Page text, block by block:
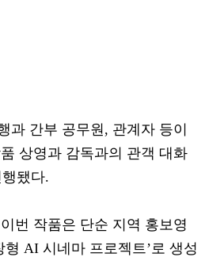
과 간부 공무원, 관계자 등이
상영과 감독과의 관객 대화
됐다.
번 작품은 단순 지역 홍보영
형 AI 시네마 프로젝트’로 생성